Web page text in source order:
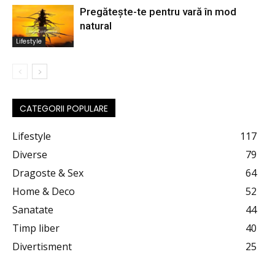
Lifestyle
Pregătește-te pentru vară în mod
natural
CATEGORII POPULARE
Lifestyle
117
Diverse
79
Dragoste & Sex
64
Home & Deco
52
Sanatate
44
Timp liber
40
Divertisment
25